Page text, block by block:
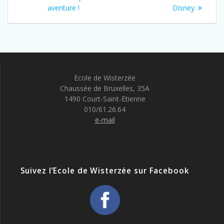
précédent
aventure !
suivant
Disney
Ecole de Wisterzée
Chaussée de Bruxelles, 35A
1490 Court-Saint-Etienne
010/61.26.64
e-mail
Suivez l’Ecole de Wisterzée sur Facebook